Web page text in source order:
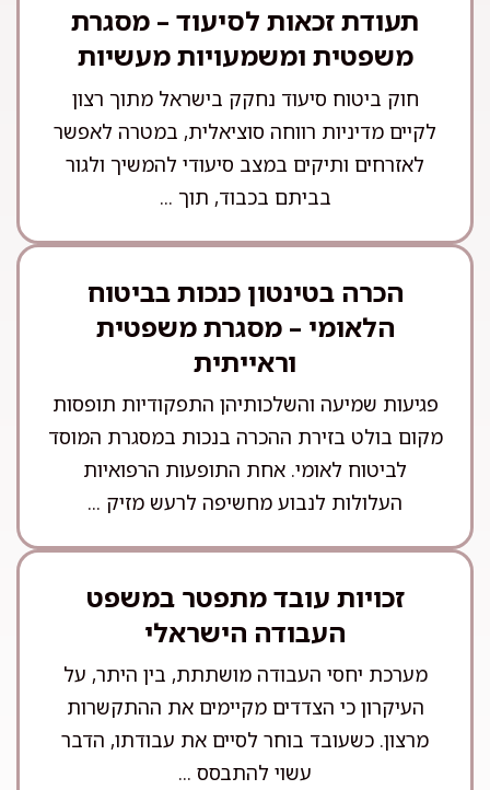
תעודת זכאות לסיעוד – מסגרת
משפטית ומשמעויות מעשיות
חוק ביטוח סיעוד נחקק בישראל מתוך רצון
לקיים מדיניות רווחה סוציאלית, במטרה לאפשר
לאזרחים ותיקים במצב סיעודי להמשיך ולגור
בביתם בכבוד, תוך ...
הכרה בטינטון כנכות בביטוח
הלאומי – מסגרת משפטית
וראייתית
פגיעות שמיעה והשלכותיהן התפקודיות תופסות
מקום בולט בזירת ההכרה בנכות במסגרת המוסד
לביטוח לאומי. אחת התופעות הרפואיות
העלולות לנבוע מחשיפה לרעש מזיק ...
זכויות עובד מתפטר במשפט
העבודה הישראלי
מערכת יחסי העבודה מושתתת, בין היתר, על
העיקרון כי הצדדים מקיימים את ההתקשרות
מרצון. כשעובד בוחר לסיים את עבודתו, הדבר
עשוי להתבסס ...